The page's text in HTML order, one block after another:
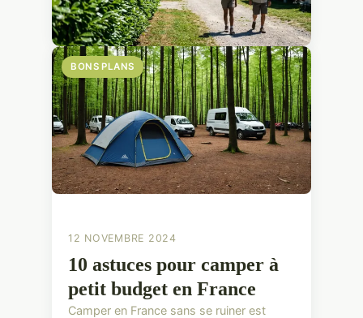
BONS PLANS
12 NOVEMBRE 2024
10 astuces pour camper à
petit budget en France
Camper en France sans se ruiner est